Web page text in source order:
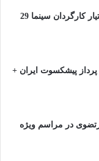
درگذشت رضا امینیان دستیار کارگردان سینما 29
پیشکسوت ایران +
در مراسم ویژه